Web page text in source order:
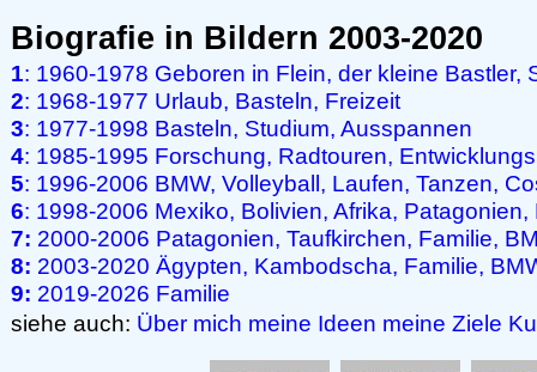
Biografie in Bildern 2003-2020
1: 1960-1978 Geboren in Flein, der kleine Bastler,
2: 1968-1977 Urlaub, Basteln, Freizeit
3: 1977-1998 Basteln, Studium, Ausspannen
4: 1985-1995 Forschung, Radtouren,
5: 1996-2006 BMW, Volleyball, Laufen, Tanzen,
6: 1998-2006 Mexiko, Bolivien, Afrika,
7: 2000-2006 Patagonien, Taufkirchen, Familie,
8: 2003-2020 Ägypten, Kambodscha, Familie,
9: 2019-2026 Familie
siehe auch: Über mich meine Ideen meine Ziele